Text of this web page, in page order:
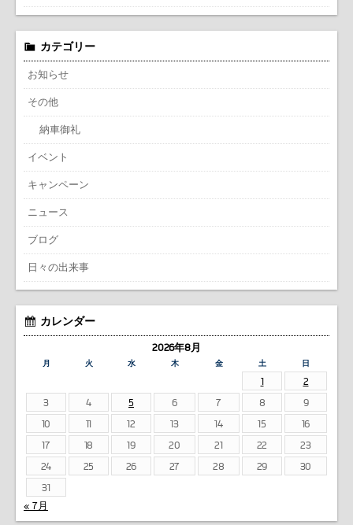
カテゴリー
お知らせ
その他
納車御礼
イベント
キャンペーン
ニュース
ブログ
日々の出来事
カレンダー
2026年8月
月 火 水 木 金 土 日
1
2
3
4 5 6 7 8
9
10
11 12 13 14 15
16
17
18 19 20 21 22
23
24
25 26 27 28 29
30
31
« 7月